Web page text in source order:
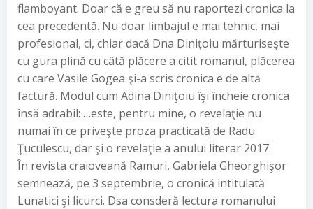
flamboyant. Doar că e greu să nu raportezi cronica la
cea precedentă. Nu doar limbajul e mai tehnic, mai
profesional, ci, chiar dacă Dna Diniţoiu mărturiseşte
cu gura plină cu câtă plăcere a citit romanul, plăcerea
cu care Vasile Gogea şi-a scris cronica e de altă
factură. Modul cum Adina Diniţoiu îşi încheie cronica
însă adrabil: …este, pentru mine, o revelaţie nu
numai în ce priveşte proza practicată de Radu
Ţuculescu, dar şi o revelaţie a anului literar 2017.
În revista craioveană Ramuri, Gabriela Gheorghişor
semnează, pe 3 septembrie, o cronică intitulată
Lunatici şi licurci. Dsa consderă lectura romanului